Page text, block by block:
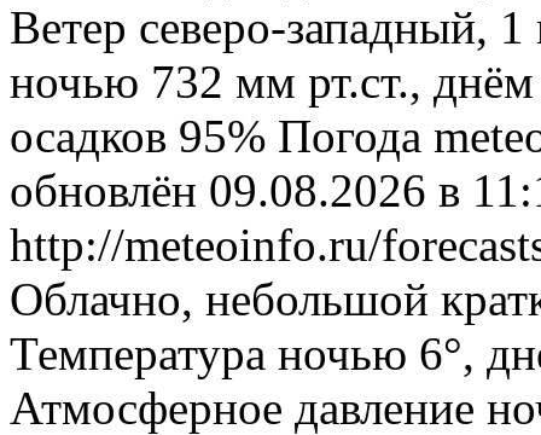
Ветер северо-западный,
ночью 732 мм рт.ст.,
осадков 95% Погода
обновлён 09.08.2026 в
http://meteoinfo.ru/
Облачно, небольшой
Температура ночью 6°,
Атмосферное давление